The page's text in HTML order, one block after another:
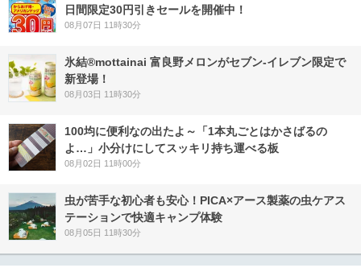
日間限定30円引きセールを開催中！
08月07日 11時30分
氷結®mottainai 富良野メロンがセブン‐イレブン限定で
新登場！
08月03日 11時30分
100均に便利なの出たよ～「1本丸ごとはかさばるの
よ…」小分けにしてスッキリ持ち運べる板
08月02日 11時00分
虫が苦手な初心者も安心！PICA×アース製薬の虫ケアス
テーションで快適キャンプ体験
08月05日 11時30分